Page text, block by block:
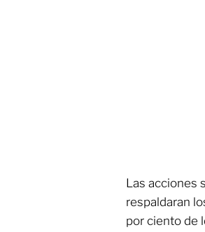
Las acciones
respaldaran
por ciento de